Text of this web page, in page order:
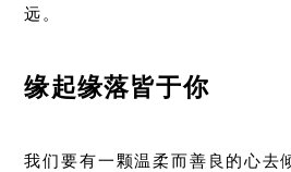
远。
缘起缘落皆于你
我们要有一颗温柔而善良的心去